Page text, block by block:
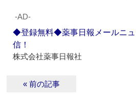
‐AD‐
◆登録無料◆薬事日報メールニ
信！
株式会社薬事日報社
« 前の記事